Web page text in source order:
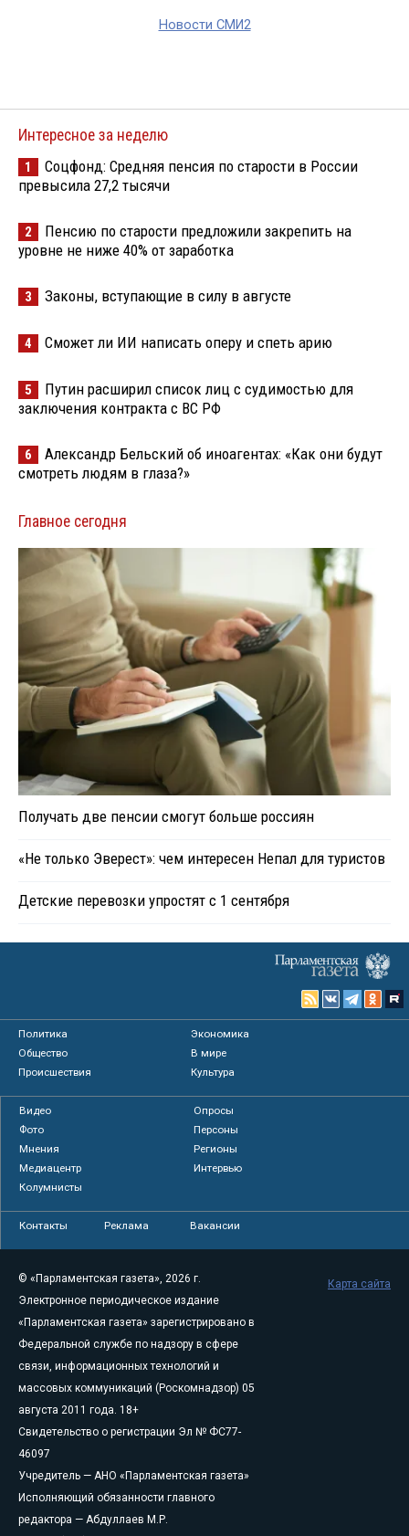
Новости СМИ2
Интересное за неделю
1
Соцфонд: Средняя пенсия по старости в России
превысила 27,2 тысячи
2
Пенсию по старости предложили закрепить на
уровне не ниже 40% от заработка
3 Законы, вступающие в силу в августе
4 Сможет ли ИИ написать оперу и спеть арию
5
Путин расширил список лиц с судимостью для
заключения контракта с ВС РФ
6
Александр Бельский об иноагентах: «Как они будут
смотреть людям в глаза?»
Главное сегодня
Получать две пенсии смогут больше россиян
«Не только Эверест»: чем интересен Непал для туристов
Детские перевозки упростят с 1 сентября
Политика
Экономика
Общество
В мире
Происшествия
Культура
Видео
Опросы
Фото
Персоны
Мнения
Регионы
Медиацентр
Интервью
Колумнисты
Контакты Реклама Вакансии
© «Парламентская газета», 2026 г.
Электронное периодическое издание
«Парламентская газета» зарегистрировано в
Федеральной службе по надзору в сфере
связи, информационных технологий и
массовых коммуникаций (Роскомнадзор) 05
августа 2011 года. 18+
Свидетельство о регистрации Эл № ФС77-
46097
Учредитель — АНО «Парламентская газета»
Исполняющий обязанности главного
редактора — Абдуллаев М.Р.
Карта сайта